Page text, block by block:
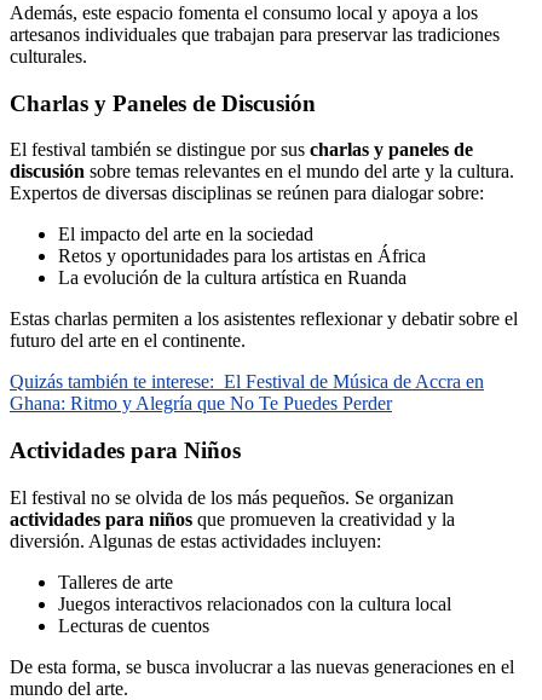
Además, este espacio fomenta el consumo local y apoya a los
artesanos individuales que trabajan para preservar las tradiciones
culturales.
Charlas y Paneles de Discusión
El festival también se distingue por sus charlas y paneles de
discusión sobre temas relevantes en el mundo del arte y la cultura.
Expertos de diversas disciplinas se reúnen para dialogar sobre:
El impacto del arte en la sociedad
Retos y oportunidades para los artistas en África
La evolución de la cultura artística en Ruanda
Estas charlas permiten a los asistentes reflexionar y debatir sobre el
futuro del arte en el continente.
Quizás también te interese: El Festival de Música de Accra en
Ghana: Ritmo y Alegría que No Te Puedes Perder
Actividades para Niños
El festival no se olvida de los más pequeños. Se organizan
actividades para niños que promueven la creatividad y la
diversión. Algunas de estas actividades incluyen:
Talleres de arte
Juegos interactivos relacionados con la cultura local
Lecturas de cuentos
De esta forma, se busca involucrar a las nuevas generaciones en el
mundo del arte.